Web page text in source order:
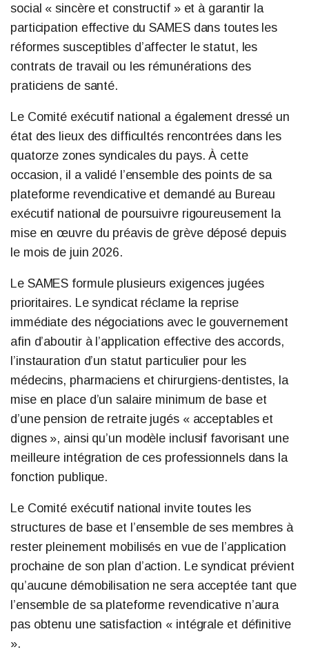
social « sincère et constructif » et à garantir la
participation effective du SAMES dans toutes les
réformes susceptibles d’affecter le statut, les
contrats de travail ou les rémunérations des
praticiens de santé.
Le Comité exécutif national a également dressé un
état des lieux des difficultés rencontrées dans les
quatorze zones syndicales du pays. À cette
occasion, il a validé l’ensemble des points de sa
plateforme revendicative et demandé au Bureau
exécutif national de poursuivre rigoureusement la
mise en œuvre du préavis de grève déposé depuis
le mois de juin 2026.
Le SAMES formule plusieurs exigences jugées
prioritaires. Le syndicat réclame la reprise
immédiate des négociations avec le gouvernement
afin d’aboutir à l’application effective des accords,
l’instauration d’un statut particulier pour les
médecins, pharmaciens et chirurgiens-dentistes, la
mise en place d’un salaire minimum de base et
d’une pension de retraite jugés « acceptables et
dignes », ainsi qu’un modèle inclusif favorisant une
meilleure intégration de ces professionnels dans la
fonction publique.
Le Comité exécutif national invite toutes les
structures de base et l’ensemble de ses membres à
rester pleinement mobilisés en vue de l’application
prochaine de son plan d’action. Le syndicat prévient
qu’aucune démobilisation ne sera acceptée tant que
l’ensemble de sa plateforme revendicative n’aura
pas obtenu une satisfaction « intégrale et définitive
».